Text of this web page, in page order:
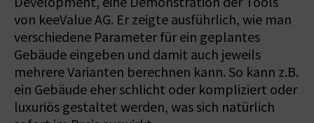
von keeValue AG. Er zeigte ausführlich, wie man
verschiedene Parameter für ein geplantes
Gebäude eingeben und damit auch jeweils
mehrere Varianten berechnen kann. So kann z.B.
ein Gebäude eher schlicht oder kompliziert oder
luxuriös gestaltet werden, was sich natürlich